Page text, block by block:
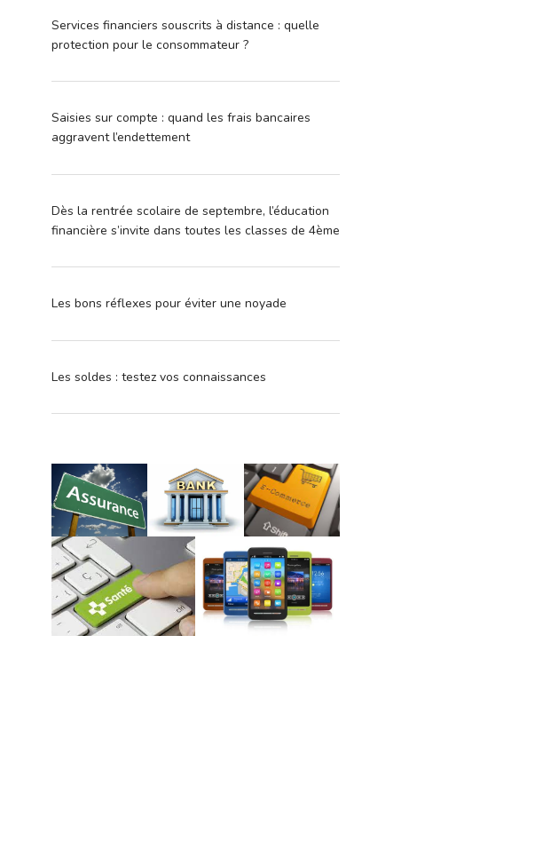
Services financiers souscrits à distance : quelle
protection pour le consommateur ?
Saisies sur compte : quand les frais bancaires
aggravent l’endettement
Dès la rentrée scolaire de septembre, l’éducation
financière s’invite dans toutes les classes de 4ème
Les bons réflexes pour éviter une noyade
Les soldes : testez vos connaissances